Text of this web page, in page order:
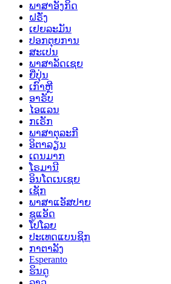
ພາສາອັງກິດ
ຝຣັ່ງ
ເຢຍລະມັນ
ປອກຕຸຍການ
ສະເປນ
ພາສາລັດເຊຍ
ຍີ່ປຸ່ນ
ເກົາຫຼີ
ອາຣັບ
ໄອແລນ
ກເຣັກ
ພາສາຕຸລະກີ
ອິຕາລຽນ
ເດນມາກ
ໂຣມານີ
ອິນໂດເນເຊຍ
ເຊັກ
ພາສາແອັສປາຍ
ຊູແອັດ
ໂປໂລຍ
ປະເທດແບນຊິກ
ກາຕາລັງ
Esperanto
ຮິນດູ